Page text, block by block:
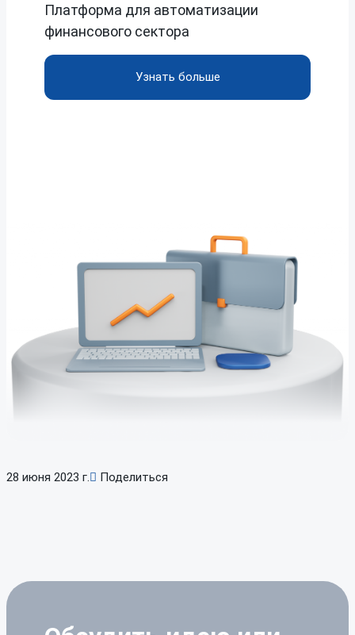
Платформа для автоматизации
финансового сектора
Узнать больше
28 июня 2023 г. Поделиться